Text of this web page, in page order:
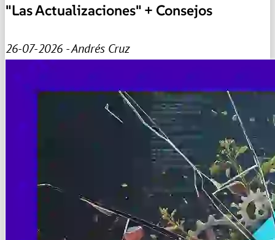
"Las Actualizaciones" + Consejos
26-07-2026 - Andrés Cruz